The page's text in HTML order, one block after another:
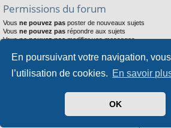
En poursuivant votre navigation,
l’utilisation de cookies. En savoir
OK
Permissions du forum
Vous ne pouvez pas poster de nouveaux sujets
Vous ne pouvez pas répondre aux sujets
Vousne pouvez pasmodifier vos messages
Vousne pouvez pasjoindre des fichiers
Accueil Index du forum
Développé parphpBB® Forum Software
Arty- phpBB 3.3 par
phpBB-fr.com